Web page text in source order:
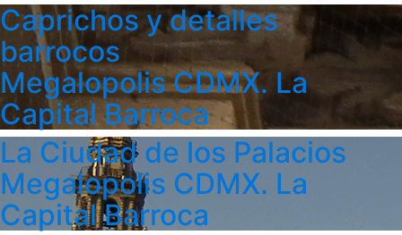
Caprichos y detalles
barrocos
Megalopolis CDMX. La
Capital Barroca
La Ciudad de los Palacios
Megalopolis CDMX. La
Capital Barroca